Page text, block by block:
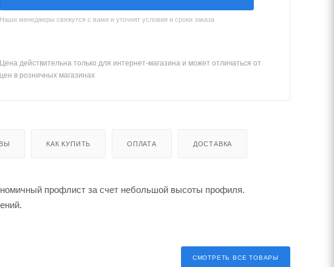
Наши менеджеры свяжутся с вами и уточнят условия и сроки заказа
Цена действительна только для интернет-магазина и может отличаться от
цен в розничных магазинах
КАК КУПИТЬ ОПЛАТА ДОСТАВКА
профлист за счет небольшой высоты профиля.
СМОТРЕТЬ ВСЕ ТОВАРЫ